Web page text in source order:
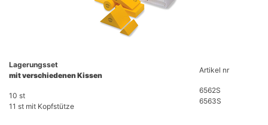
Lagerungsset
mit verschiedenen Kissen
10 st
11 st mit Kopfstütze
Artikel nr
6562S
6563S